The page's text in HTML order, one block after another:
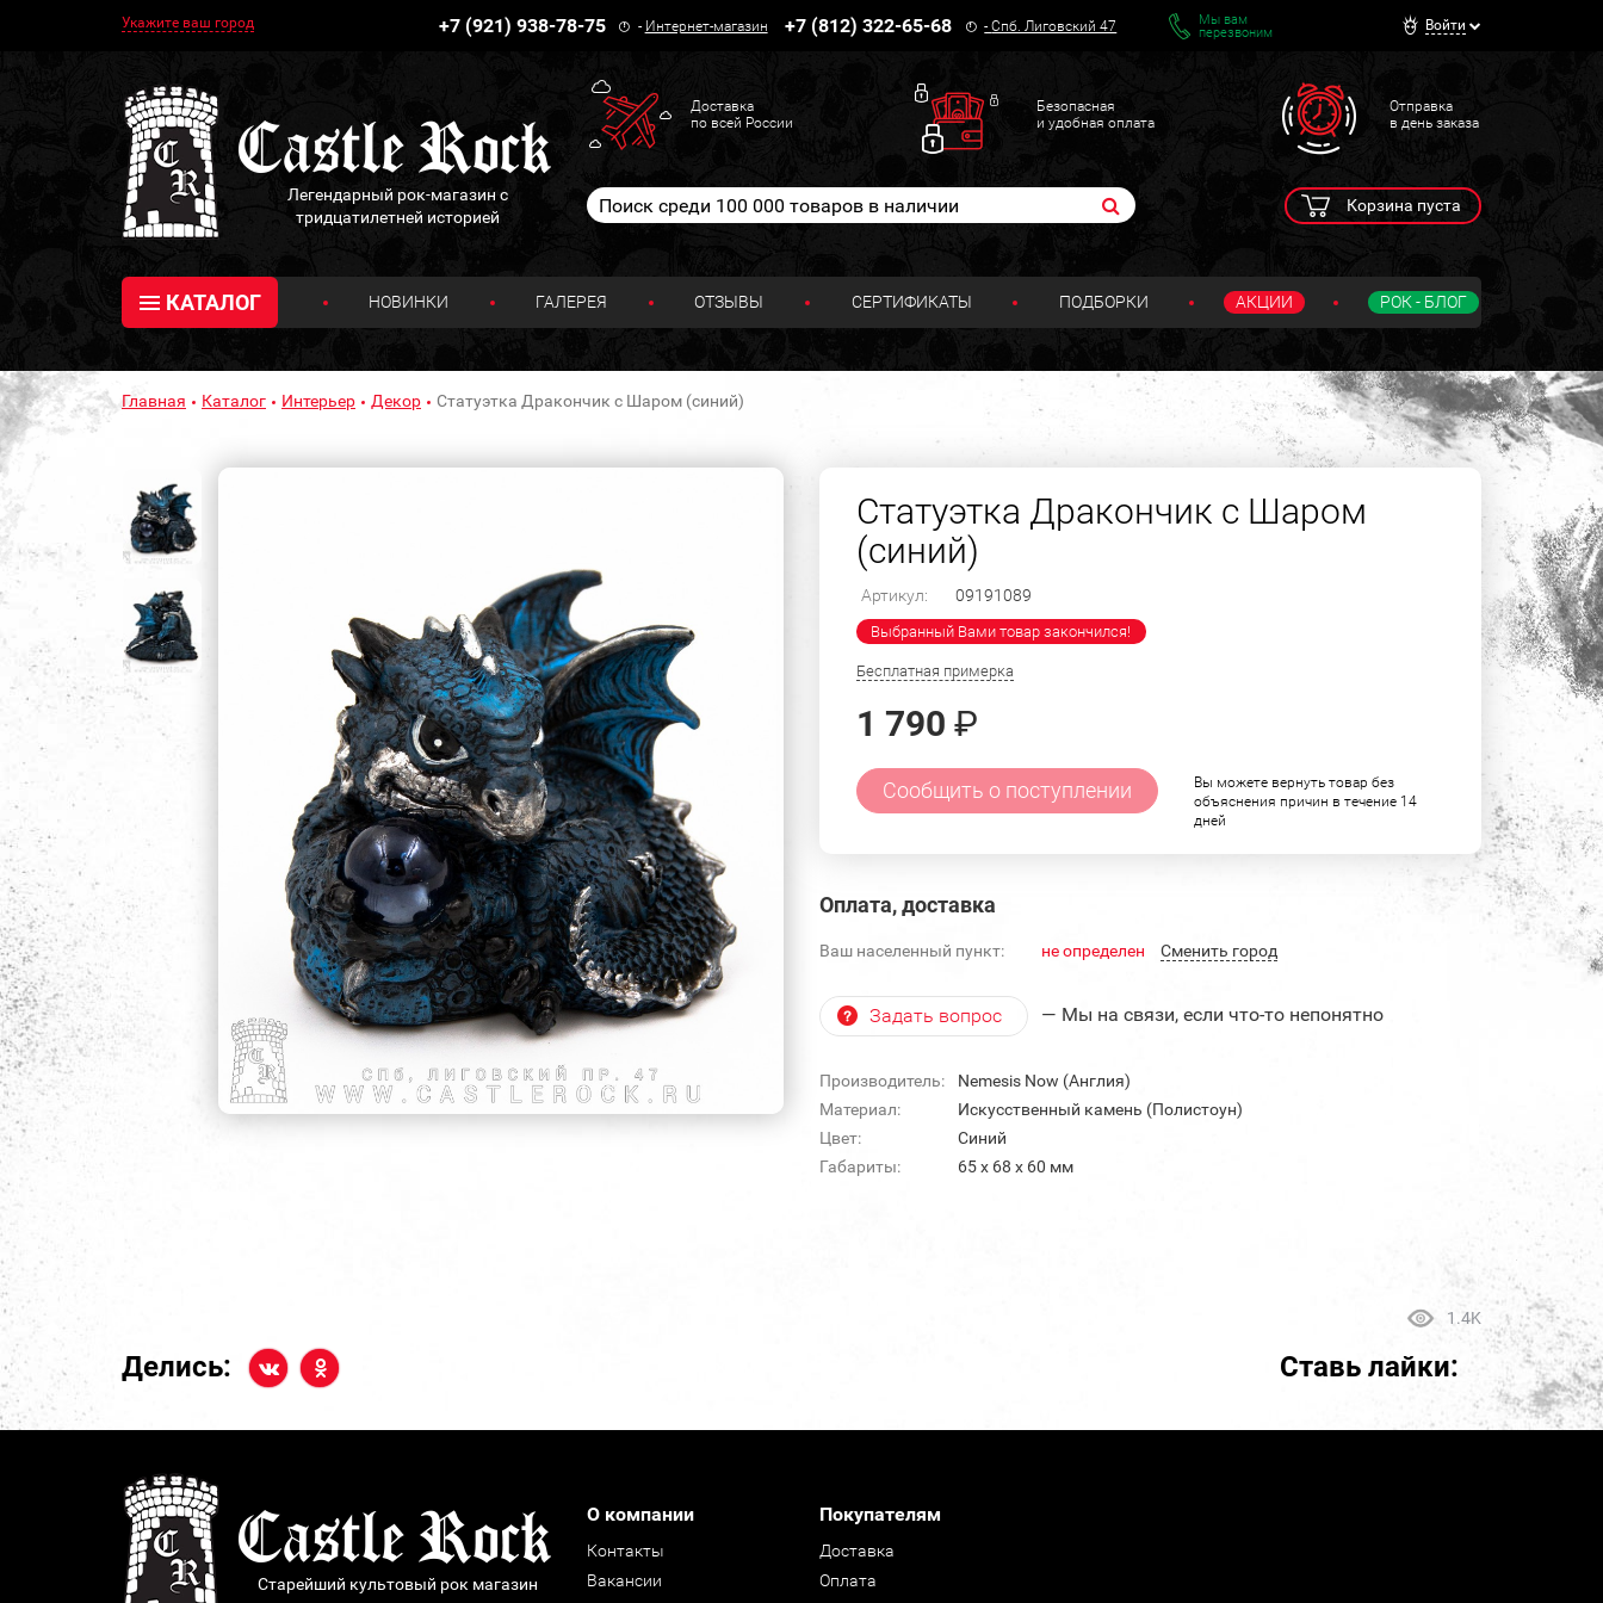
Укажите ваш город +7 (921) 938-78-75 - Интернет-магазин +7 (812) 322-65-68 -Спб. Лиговский 47
Мы вам
перезвоним
Войти
Легендарный рок-магазин с
тридцатилетней историей
Доставка
по всей России
Безопасная
и удобная оплата
Отправка
в день заказа
Корзина пуста
КАТАЛОГ НОВИНКИ ГАЛЕРЕЯ ОТЗЫВЫ СЕРТИФИКАТЫ ПОДБОРКИ АКЦИИ РОК - БЛОГ
Главная Каталог Интерьер Декор Статуэтка Дракончик с Шаром (синий)
Статуэтка Дракончик с Шаром
(синий)
Артикул: 09191089
Выбранный Вами товар закончился!
Бесплатная примерка
1 790 ₽
Сообщить о поступлении
Вы можете вернуть товар без
объяснения причин в течение 14
дней
Оплата, доставка
Ваш населенный пункт: не определен Cменить город
Задать вопрос — Мы на связи, если что-то непонятно
Производитель:
Nemesis Now (Англия)
Материал:
Искусственный камень (Полистоун)
Цвет:
Синий
Габариты:
65 x 68 x 60 мм
1.4K
Делись: Ставь лайки:
Старейший культовый рок магазин
О компании
Контакты
Вакансии
Покупателям
Доставка
Оплата